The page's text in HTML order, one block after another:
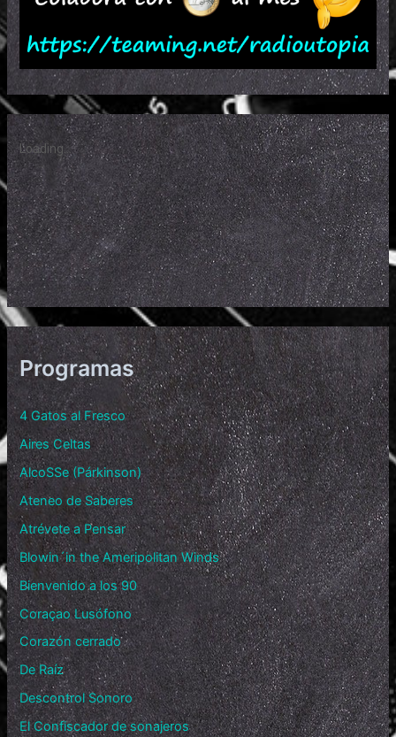
Programas
4 Gatos al Fresco
Aires Celtas
AlcoSSe (Párkinson)
Ateneo de Saberes
Atrévete a Pensar
Blowin´in the Ameripolitan Winds
Bienvenido a los 90
Coraçao Lusófono
Corazón cerrado
De Raíz
Descontrol Sonoro
El Confiscador de sonajeros